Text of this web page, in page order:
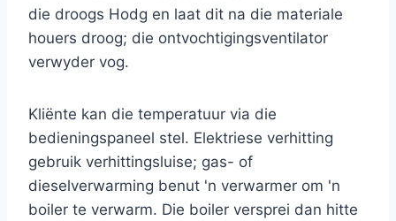
die droogs Hodg en laat dit na die materiale
houers droog; die ontvochtigingsventilator
verwyder vog.
Kliënte kan die temperatuur via die
bedieningspaneel stel. Elektriese verhitting
gebruik verhittingsluise; gas- of
dieselverwarming benut 'n verwarmer om 'n
boiler te verwarm. Die boiler versprei dan hitte